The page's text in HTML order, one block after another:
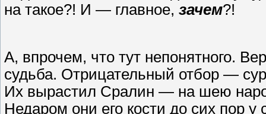
на такое?! И — главное, зачем?!
А, впрочем, что тут непонятного.
судьба. Отрицательный отбор —
Их вырастил Сралин — на шею
Недаром они его кости до сих пор у